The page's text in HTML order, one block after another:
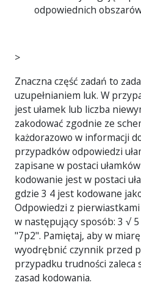
odpowiednich
>
Znaczna część zadań to
uzupełnianiem luk. W
jest ułamek lub liczba
zakodować zgodnie ze
każdorazowo w informacji
przypadków odpowiedzi
zapisane w postaci
kodowanie jest w postaci
gdzie 3 4 jest kodowane
Odpowiedzi z
w następujący sposób: 3 √
"7p2". Pamiętaj, aby w
wyodrębnić czynnik przed
przypadku trudności zaleca
zasad kodowania.